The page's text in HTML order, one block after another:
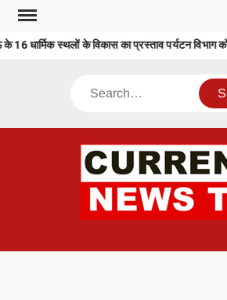
Skip
content
धार्मिक स्थलों के विकास का प्रस्ताव पर्यटन विभाग को
Search